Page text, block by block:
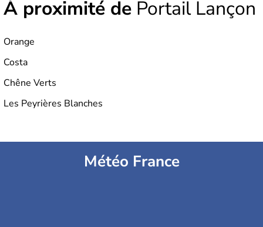
par des artistes et des écrivains, commePicassoou
dont
À proximité de Portail Lançon
Orange
Costa
Chêne Verts
Les Peyrières Blanches
Météo France